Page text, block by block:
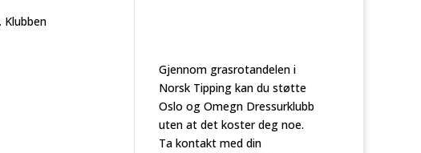
Gjennom grasrotandelen i
Norsk Tipping kan du støtte
Oslo og Omegn Dressurklubb
uten at det koster deg noe.
Ta kontakt med din